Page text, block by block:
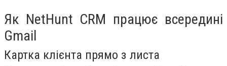
Як NetHunt CRM працює всередині
Gmail
Картка клієнта прямо з листа